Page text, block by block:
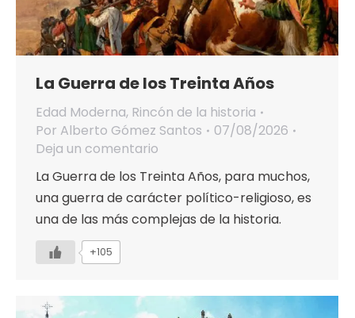
La Guerra de los Treinta Años
Edad Moderna, Rincón de la historia
Por Alberto Gómez Santos
07/08/2026
Deja un comentario
La Guerra de los Treinta Años, para muchos,
una guerra de carácter político-religioso, es
una de las más complejas de la historia.
+105